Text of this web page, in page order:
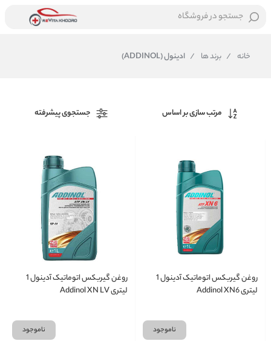
جستجو در فروشگاه
خانه / برند ها / ادینول (ADDINOL)
مرتب سازی بر اساس جستجوی پیشرفته
روغن گیربکس اتوماتیک آدینول 1
لیتری Addinol XN6
ناموجود
روغن گیربکس اتوماتیک آدینول 1
لیتری Addinol XN LV
ناموجود